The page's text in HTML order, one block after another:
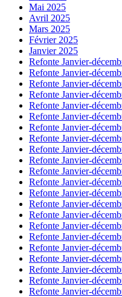
Mai 2025
Avril 2025
Mars 2025
Février 2025
Janvier 2025
Refonte Janvier-
Refonte Janvier-
Refonte Janvier-
Refonte Janvier-
Refonte Janvier-
Refonte Janvier-
Refonte Janvier-
Refonte Janvier-
Refonte Janvier-
Refonte Janvier-
Refonte Janvier-
Refonte Janvier-
Refonte Janvier-
Refonte Janvier-
Refonte Janvier-
Refonte Janvier-
Refonte Janvier-
Refonte Janvier-
Refonte Janvier-
Refonte Janvier-
Refonte Janvier-
Refonte Janvier-